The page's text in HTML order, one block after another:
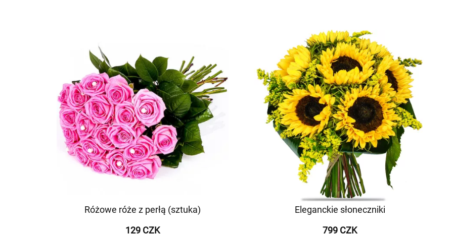
Różowe róże z perłą (sztuka)
129 CZK
Eleganckie słoneczniki
799 CZK